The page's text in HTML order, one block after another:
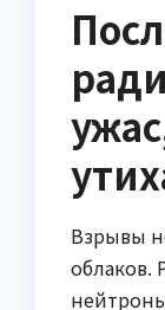
Взрывы
облаков.